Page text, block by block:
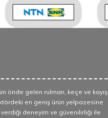
önde gelen rulman, keçe ve kayış
en geniş ürün yelpazesine
verdiği deneyim ve güvenilirliği ile